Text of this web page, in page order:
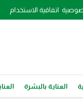
اتفاقية الاستخدام
العناية بالبشرة